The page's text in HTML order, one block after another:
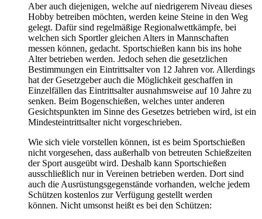
Aber auch diejenigen, welche auf niedrigerem Niveau dieses
Hobby betreiben möchten, werden keine Steine in den Weg
gelegt. Dafür sind regelmäßige Regionalwettkämpfe, bei
welchen sich Sportler gleichen Alters in Mannschaften
messen können, gedacht. Sportschießen kann bis ins hohe
Alter betrieben werden. Jedoch sehen die gesetzlichen
Bestimmungen ein Eintrittsalter von 12 Jahren vor. Allerdings
hat der Gesetzgeber auch die Möglichkeit geschaffen in
Einzelfällen das Eintrittsalter ausnahmsweise auf 10 Jahre zu
senken. Beim Bogenschießen, welches unter anderen
Gesichtspunkten im Sinne des Gesetzes betrieben wird, ist ein
Mindesteintrittsalter nicht vorgeschrieben.
Wie sich viele vorstellen können, ist es beim Sportschießen
nicht vorgesehen, dass außerhalb von betreuten Schießzeiten
der Sport ausgeübt wird. Deshalb kann Sportschießen
ausschließlich nur in Vereinen betrieben werden. Dort sind
auch die Ausrüstungsgegenstände vorhanden, welche jedem
Schützen kostenlos zur Verfügung gestellt werden
können. Nicht umsonst heißt es bei den Schützen: